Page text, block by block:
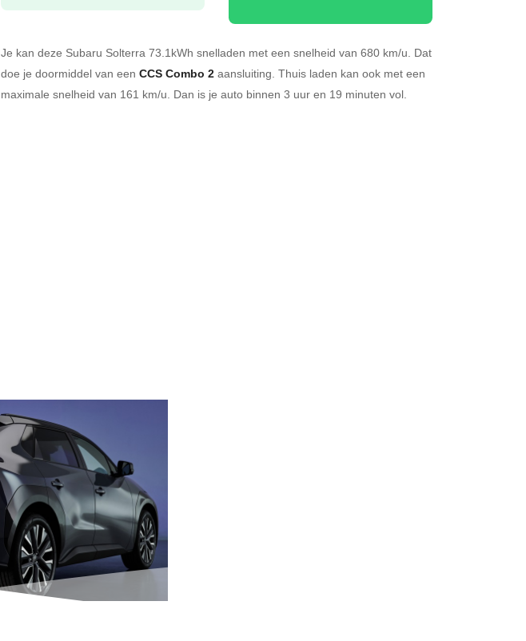
Je kan deze Subaru Solterra 73.1kWh snelladen met een snelheid van 680 km/u. Dat
doe je doormiddel van een CCS Combo 2 aansluiting. Thuis laden kan ook met een
maximale snelheid van 161 km/u. Dan is je auto binnen 3 uur en 19 minuten vol.